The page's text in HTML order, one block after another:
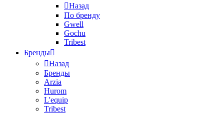
Назад
По бренду
Gwell
Gochu
Tribest
Бренды
Назад
Бренды
Arzia
Hurom
L'equip
Tribest